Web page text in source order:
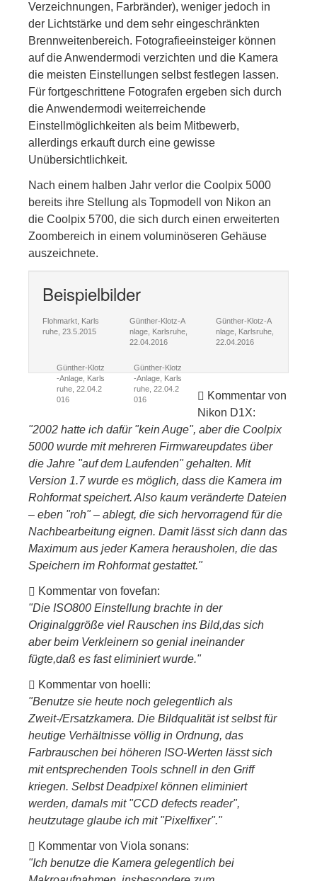
Verzeichnungen, Farbränder), weniger jedoch in
der Lichtstärke und dem sehr eingeschränkten
Brennweitenbereich. Fotografieeinsteiger können
auf die Anwendermodi verzichten und die Kamera
die meisten Einstellungen selbst festlegen lassen.
Für fortgeschrittene Fotografen ergeben sich durch
die Anwendermodi weiterreichende
Einstellmöglichkeiten als beim Mitbewerb,
allerdings erkauft durch eine gewisse
Unübersichtlichkeit.
Nach einem halben Jahr verlor die Coolpix 5000
bereits ihre Stellung als Topmodell von Nikon an
die Coolpix 5700, die sich durch einen erweiterten
Zoombereich in einem voluminöseren Gehäuse
auszeichnete.
Beispielbilder
Flohmarkt, Karls
ruhe, 23.5.2015
Günther-Klotz-A
nlage, Karlsruhe,
22.04.2016
Günther-Klotz-A
nlage, Karlsruhe,
22.04.2016
Günther-Klotz
-Anlage, Karls
ruhe, 22.04.2
016
Günther-Klotz
-Anlage, Karls
ruhe, 22.04.2
016
Kommentar von
Nikon D1X:
"2002 hatte ich dafür "kein Auge", aber die Coolpix
5000 wurde mit mehreren Firmwareupdates über
die Jahre "auf dem Laufenden" gehalten. Mit
Version 1.7 wurde es möglich, dass die Kamera im
Rohformat speichert. Also kaum veränderte Dateien
– eben "roh" – ablegt, die sich hervorragend für die
Nachbearbeitung eignen. Damit lässt sich dann das
Maximum aus jeder Kamera herausholen, die das
Speichern im Rohformat gestattet."
Kommentar von fovefan:
"Die ISO800 Einstellung brachte in der
Originalggröße viel Rauschen ins Bild,das sich
aber beim Verkleinern so genial ineinander
fügte,daß es fast eliminiert wurde."
Kommentar von hoelli:
"Benutze sie heute noch gelegentlich als
Zweit-/Ersatzkamera. Die Bildqualität ist selbst für
heutige Verhältnisse völlig in Ordnung, das
Farbrauschen bei höheren ISO-Werten lässt sich
mit entsprechenden Tools schnell in den Griff
kriegen. Selbst Deadpixel können eliminiert
werden, damals mit "CCD defects reader",
heutzutage glaube ich mit "Pixelfixer"."
Kommentar von Viola sonans:
"Ich benutze die Kamera gelegentlich bei